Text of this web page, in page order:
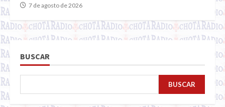
7 de agosto de 2026
BUSCAR
BUSCAR